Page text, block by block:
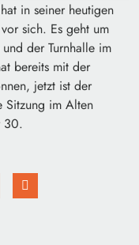
in seiner heutigen
sich. Es geht um
der Turnhalle im
bereits mit der
jetzt ist der
Sitzung im Alten
30.